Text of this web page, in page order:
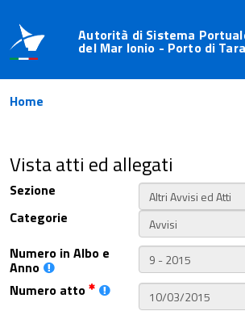
Autorità di Sistema
del Mar Ionio - Porto di
Home
Vista atti ed allegati
Sezione
Categorie
Numero in Albo e
Anno
Numero atto